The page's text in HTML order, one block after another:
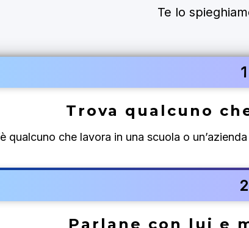
Te lo
1
Trova qualcuno
qualcuno che lavora in una scuola o
2
Parlane con lui e